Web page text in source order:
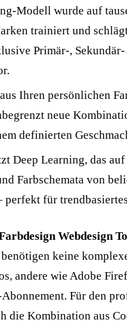
Modell wurde auf
trainiert und
Primär-,
Ihren persönlichen
neue
definierten
Deep Learning, das
Farbschemata von
für
Webdesign
keine
andere wie Adobe
Für den
die Kombination aus